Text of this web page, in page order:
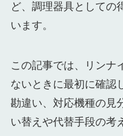
ど、調理器具としての
います。
この記事では、リンナ
ないときに最初に確認
勘違い、対応機種の見
い替えや代替手段の考